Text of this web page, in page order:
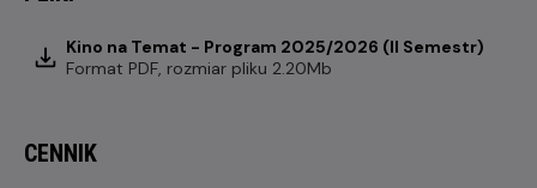
Kino na Temat - Program 2025/2026 (II Semestr)
Format PDF , rozmiar pliku 2.20Mb
CENNIK